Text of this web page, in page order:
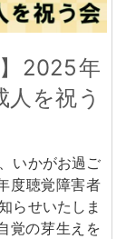
2025年
人を祝う
いかがお過ご
度聴覚障害者
らせいたしま
覚の芽生えを